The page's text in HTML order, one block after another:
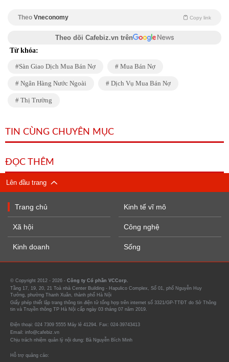
Theo Vneconomy Copy link
Theo dõi Cafebiz.vn trên
Từ khóa:
Sàn Giao Dịch Mua Bán Nợ Mua Bán Nợ
Ngân Hàng Nước Ngoài Dịch Vụ Mua Bán Nợ
Thị Trường
TIN CÙNG CHUYÊN MỤC
ĐỌC THÊM
Lên đầu trang
Trang chủ
Xã hội
Kinh doanh
Kinh tế vĩ mô
Công nghệ
Sống
© Copyright 2012 - 2026 - Công ty Cổ phần VCCorp.
Tầng 17, 19, 20, 21 Toà nhà Center Building - Hapulico Complex, Số 01, phố Nguyễn Huy
Tưởng, phường Thanh Xuân, thành phố Hà Nội
Giấy phép thiết lập trang thông tin điện tử tổng hợp trên internet số 3321/GP-TTĐT do Sở Thông
tin và Truyền thông TP Hà Nội cấp ngày 03 tháng 07 năm 2019.
Điện thoại: 024 7309 5555 Máy lẻ 41294. Fax: 024-39743413
Email: info@cafebiz.vn
Chịu trách nhiệm quản lý nội dung: Bà Nguyễn Bích Minh
Hỗ trợ quảng cáo: